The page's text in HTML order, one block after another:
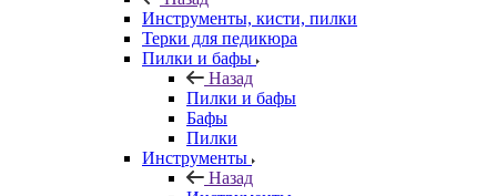
Инструменты, кисти, пилки
Терки для педикюра
Пилки и бафы
Назад
Пилки и бафы
Бафы
Пилки
Инструменты
Назад